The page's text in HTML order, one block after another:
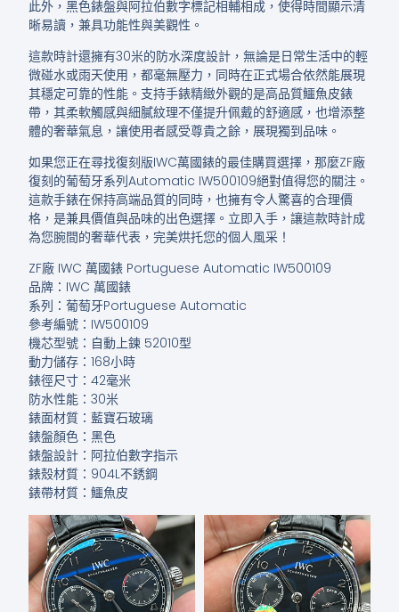
此外，黑色錶盤與阿拉伯數字標記相輔相成，使得時間顯示清
晰易讀，兼具功能性與美觀性。
這款時計還擁有30米的防水深度設計，無論是日常生活中的輕
微碰水或雨天使用，都毫無壓力，同時在正式場合依然能展現
其穩定可靠的性能。支持手錶精緻外觀的是高品質鱷魚皮錶
帶，其柔軟觸感與細膩紋理不僅提升佩戴的舒適感，也增添整
體的奢華氣息，讓使用者感受尊貴之餘，展現獨到品味。
如果您正在尋找復刻版IWC萬國錶的最佳購買選擇，那麼ZF廠
復刻的葡萄牙系列Automatic IW500109絕對值得您的關注。
這款手錶在保持高端品質的同時，也擁有令人驚喜的合理價
格，是兼具價值與品味的出色選擇。立即入手，讓這款時計成
為您腕間的奢華代表，完美烘托您的個人風采！
ZF廠 IWC 萬國錶 Portuguese Automatic IW500109
品牌：IWC 萬國錶
系列：葡萄牙Portuguese Automatic
參考編號：IW500109
機芯型號：自動上鍊 52010型
動力儲存：168小時
錶徑尺寸：42毫米
防水性能：30米
錶面材質：藍寶石玻璃
錶盤顏色：黑色
錶盤設計：阿拉伯數字指示
錶殼材質：904L不銹鋼
錶帶材質：鱷魚皮